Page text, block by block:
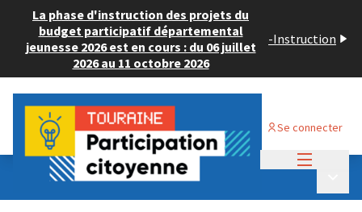
La phase d'instruction des projets du
budget participatif départemental
jeunesse 2026 est en cours : du 06 juillet
2026 au 11 octobre 2026
-Instruction
Se connecter
Budget Participatif JEUNESSE 2024
💡 Consulter les projets déposés